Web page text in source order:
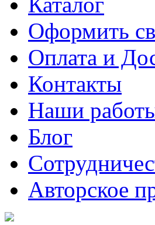
Оформить
Оплата и
Контакты
Наши
Блог
Авторское